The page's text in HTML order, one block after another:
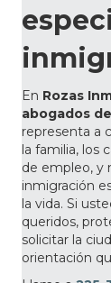
En Rozas
abogados
representa a
la familia, los
de empleo, y
inmigración
la vida. Si
queridos,
solicitar la
orientación